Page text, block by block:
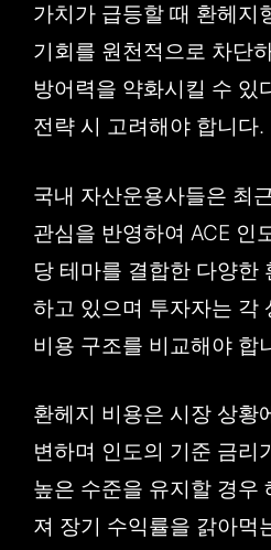
가치가 급등할 때 환헤지
기회를 원천적으로 차단
방어력을 약화시킬 수 있
전략 시 고려해야 합니다.
국내 자산운용사들은 최
관심을 반영하여 ACE 인
당 테마를 결합한 다양한
하고 있으며 투자자는 각
비용 구조를 비교해야 합
환헤지 비용은 시장 상황
변하며 인도의 기준 금리
높은 수준을 유지할 경우
져 장기 수익률을 갉아먹